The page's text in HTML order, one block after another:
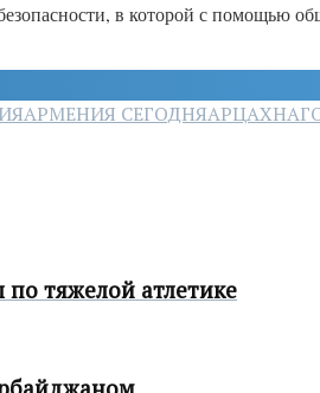
в которой с помощью
АРМЕНИЯ СЕГОДНЯАРЦАХ
тяжелой атлетике